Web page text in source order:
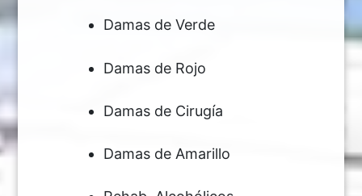
Damas de Verde
Damas de Rojo
Damas de Cirugía
Damas de Amarillo